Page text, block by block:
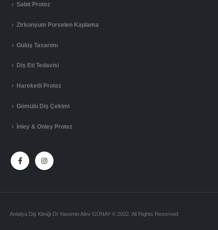
Sabit Protez
Zirkonyum Porselen Kaplama
Gülüş Tasarımı
Diş Eti Tedavisi
Hareketli Protez
Gömülü Diş Çekimi
İnley & Onley Protez
Antalya Diş Kliniği Dt Yasemin Alev GÜNAY © 2022. All Rights Reserved